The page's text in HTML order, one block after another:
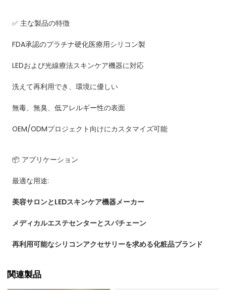
✅ 主な製品の特徴
FDA承認のプラチナ硬化医療用シリコン製
LEDおよび光線療法スキンケア機器に対応
洗えて再利用でき、環境に優しい
無毒、無臭、低アレルギー性の表面
OEM/ODMプロジェクト向けにカスタマイズ可能
📦 アプリケーション
最適な用途:
美容サロンとLEDスキンケア機器メーカー
メディカルエステセンターとスパチェーン
再利用可能なシリコンアクセサリーを求める化粧品ブランド
関連製品